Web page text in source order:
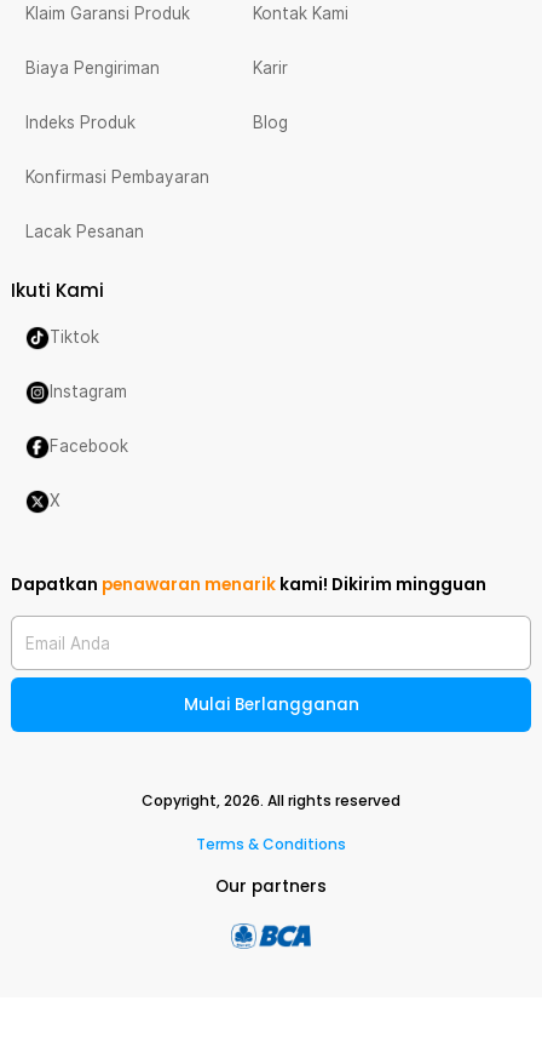
Klaim Garansi Produk
Biaya Pengiriman
Indeks Produk
Konfirmasi Pembayaran
Lacak Pesanan
Kontak Kami
Karir
Blog
Ikuti Kami
Tiktok
Instagram
Facebook
X
Dapatkan penawaran menarik kami! Dikirim mingguan
Email Anda
Mulai Berlangganan
Copyright,2026. All rights reserved
Terms & Conditions
Our partners